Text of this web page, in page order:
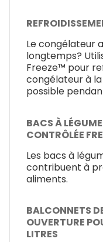
Le congélateur
longtemps?
Freeze™ pour
congélateur à
possible
BACS À
CONTRÔLÉE
Les bacs à
contribuent à
aliments.
BALCONNETS
OUVERTURE
LITRES